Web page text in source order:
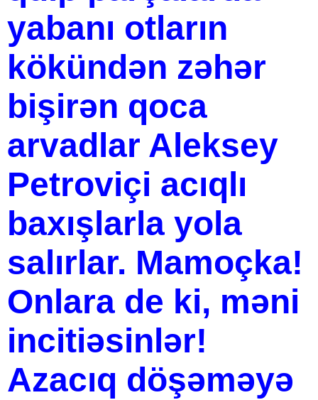
yabanı otların
kökündən zəhər
bişirən qoca
arvadlar Aleksey
Petroviçi acıqlı
baxışlarla yola
salırlar. Mamoçka!
Onlara de ki, məni
incitiəsinlər!
Azacıq döşəməyə